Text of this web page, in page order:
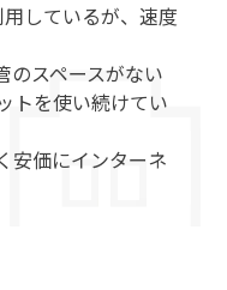
しているが、速度
のスペースがない
トを使い続けてい
安価にインターネ